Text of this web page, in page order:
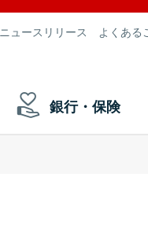
ニュースリリース よくある
銀行・保険